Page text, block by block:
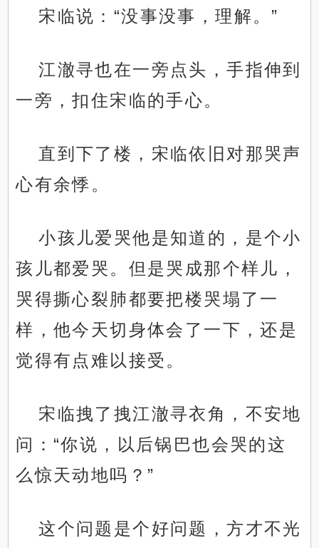
宋临说：“没事没事，理解。”
江澈寻也在一旁点头，手指伸到
一旁，扣住宋临的手心。
直到下了楼，宋临依旧对那哭声
心有余悸。
小孩儿爱哭他是知道的，是个小
孩儿都爱哭。但是哭成那个样儿，
哭得撕心裂肺都要把楼哭塌了一
样，他今天切身体会了一下，还是
觉得有点难以接受。
宋临拽了拽江澈寻衣角，不安地
问：“你说，以后锅巴也会哭的这
么惊天动地吗？”
这个问题是个好问题，方才不光